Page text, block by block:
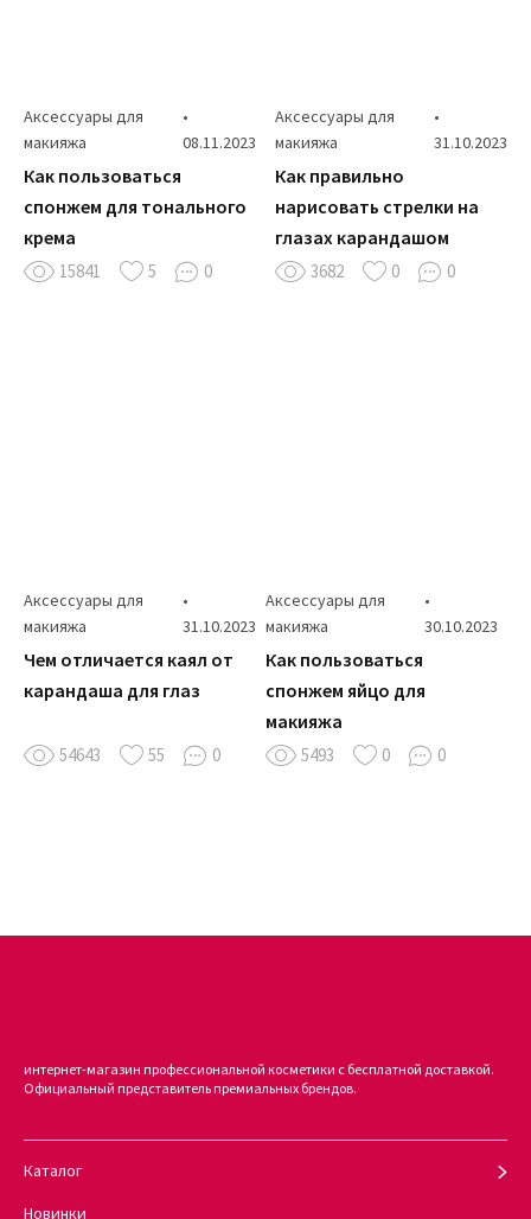
Аксессуары для
макияжа
•
08.11.2023
Как пользоваться
спонжем для тонального
крема
15841 5 0
Аксессуары для
макияжа
•
31.10.2023
Как правильно
нарисовать стрелки на
глазах карандашом
3682 0 0
Аксессуары для
макияжа
•
31.10.2023
Чем отличается каял от
карандаша для глаз
54643 55 0
Аксессуары для
макияжа
•
30.10.2023
Как пользоваться
спонжем яйцо для
макияжа
5493 0 0
интернет-магазин профессиональной косметики с бесплатной доставкой.
Официальный представитель премиальных брендов.
Каталог
Новинки